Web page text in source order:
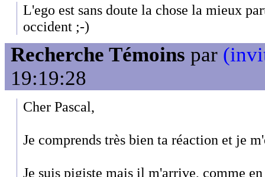
L'ego est sans doute la chose la mieux
occident ;-)
Recherche Témoins par
19:19:28
Cher Pascal,
Je comprends très bien ta réaction et je
Je suis pigiste mais il m'arrive, comme